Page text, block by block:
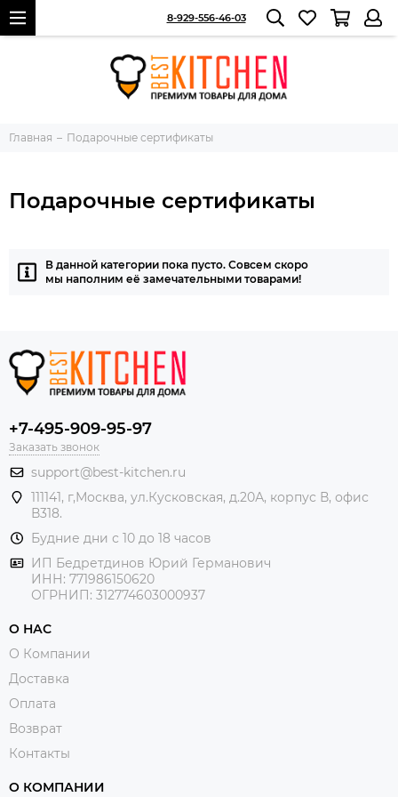
8-929-556-46-03
Главная Подарочные сертификаты
Подарочные сертификаты
В данной категории пока пусто. Совсем скоро
мы наполним её замечательными товарами!
+7-495-909-95-97
Заказать звонок
support@best-kitchen.ru
111141, г,Москва, ул.Кусковская, д.20А, корпус В, офис
В318.
Будние дни с 10 до 18 часов
ИП Бедретдинов Юрий Германович
ИНН: 771986150620
ОГРНИП: 312774603000937
О НАС
О Компании
Доставка
Оплата
Возврат
Контакты
О КОМПАНИИ